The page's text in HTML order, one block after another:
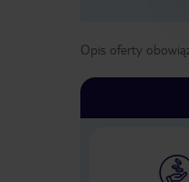
Opis oferty